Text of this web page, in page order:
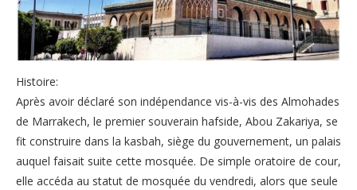
Histoire:
Après avoir déclaré son indépendance vis-à-vis des Almohades
de Marrakech, le premier souverain hafside, Abou Zakariya, se
fit construire dans la kasbah, siège du gouvernement, un palais
auquel faisait suite cette mosquée. De simple oratoire de cour,
elle accéda au statut de mosquée du vendredi, alors que seule